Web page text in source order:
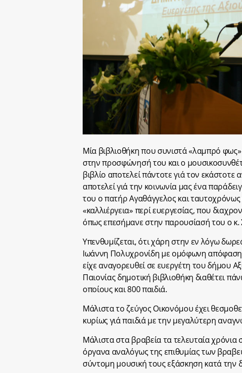
Μία βιβλιοθήκη που συνιστά «λαμπρό φως»
στην προσφώνησή του και ο
βιβλίο αποτελεί πάντοτε γιά τον
αποτελεί γιά την κοινωνία μας ένα
του ο πατήρ Αγαθάγγελος και
«καλλιέργεια» περί ευεργεσίας, που
όπως επεσήμανε στην παρουσίασή του ο κ.
Υπενθυμίζεται, ότι χάρη στην εν λόγω
Ιωάννη Πολυχρονίδη με ομόφωνη
είχε αναγορευθεί σε ευεργέτη του δήμου
Παιονίας δημοτική βιβλιοθήκη διαθέτει
οποίους και 800 παιδιά.
Μάλιστα το ζεύγος Οικονόμου έχει
κυρίως γιά παιδιά με την μεγαλύτερη
Μάλιστα στα βραβεία τα τελευταία
όργανα αναλόγως της επιθυμίας των
σύντομη μουσική τους εξάσκηση κατά την